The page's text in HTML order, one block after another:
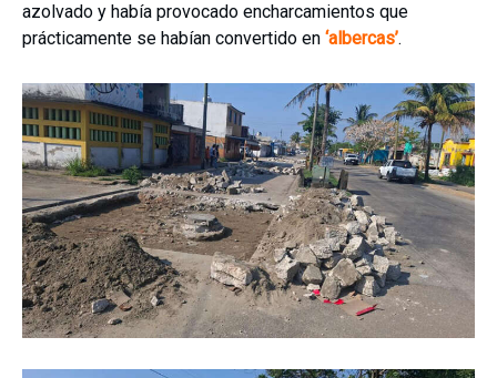
azolvado y había provocado encharcamientos que
prácticamente se habían convertido en ‘albercas’.